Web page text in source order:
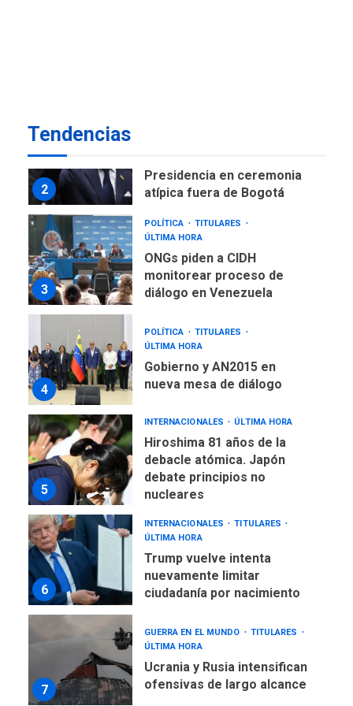
Tendencias
2
Presidencia en ceremonia
atípica fuera de Bogotá
3
POLÍTICA
TITULARES
ÚLTIMA HORA
ONGs piden a CIDH
monitorear proceso de
diálogo en Venezuela
4
POLÍTICA
TITULARES
ÚLTIMA HORA
Gobierno y AN2015 en
nueva mesa de diálogo
5
INTERNACIONALES ÚLTIMA HORA
Hiroshima 81 años de la
debacle atómica. Japón
debate principios no
nucleares
6
INTERNACIONALES
TITULARES
ÚLTIMA HORA
Trump vuelve intenta
nuevamente limitar
ciudadanía por nacimiento
7
GUERRA EN EL MUNDO
TITULARES
ÚLTIMA HORA
Ucrania y Rusia intensifican
ofensivas de largo alcance